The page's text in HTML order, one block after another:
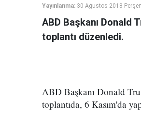
Yayınlanma: 30 Ağustos 2018
ABD Başkanı Donald
toplantı düzenledi.
ABD Başkanı Donald
toplantıda, 6 Kasım'da